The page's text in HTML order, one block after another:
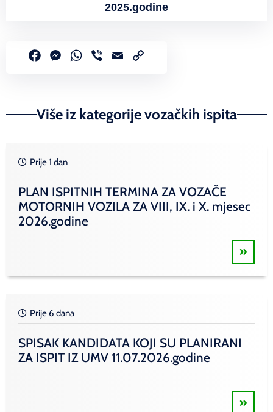
2025.godine
FacebookMessenger
WhatsApp
Viber Email
Više iz kategorije vozačkih ispita
Prije 1 dan
PLAN ISPITNIH TERMINA ZA VOZAČE
MOTORNIH VOZILA ZA VIII, IX. i X. mjesec
2026.godine
Prije 6 dana
SPISAK KANDIDATA KOJI SU PLANIRANI
ZA ISPIT IZ UMV 11.07.2026.godine